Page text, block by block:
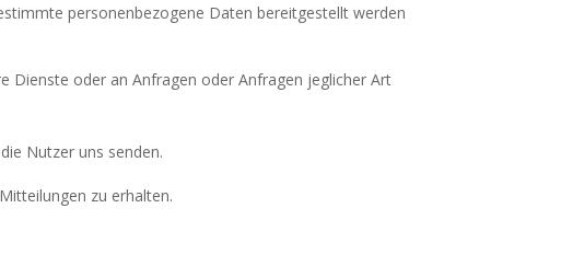
personenbezogene Daten bereitgestellt werden
Dienste oder an Anfragen oder Anfragen jeglicher Art
Nutzer uns senden.
zu erhalten.